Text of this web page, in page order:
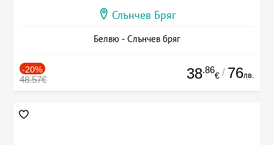
Слънчев Бряг
Белвю - Слънчев бряг
-20%
48.57€ 38.86
€ / 76лв.